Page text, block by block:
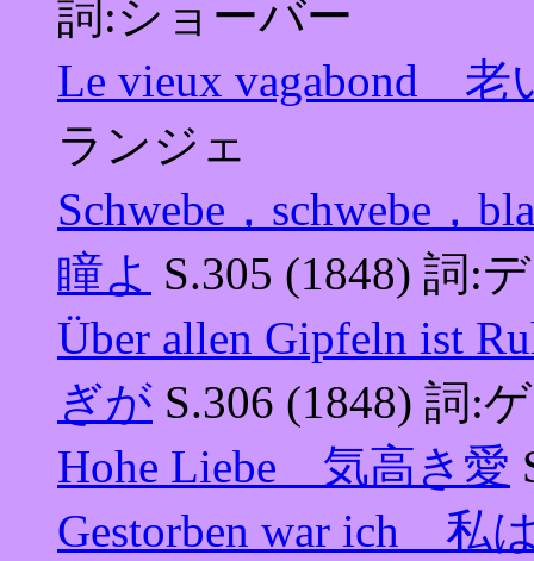
詞:ショーバー
Le vieux vagabond 老
ランジェ
Schwebe，schwebe
瞳よ S.305 (1848) 詞:
Über allen Gipfeln ist
ぎが S.306 (1848) 詞:
Hohe Liebe 気高き愛
Gestorben war ich 私